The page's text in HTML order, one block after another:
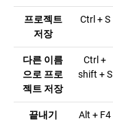
프로젝트
저장
Ctrl + S
다른 이름
으로 프로
젝트 저장
Ctrl +
shift + S
끝내기 Alt + F4